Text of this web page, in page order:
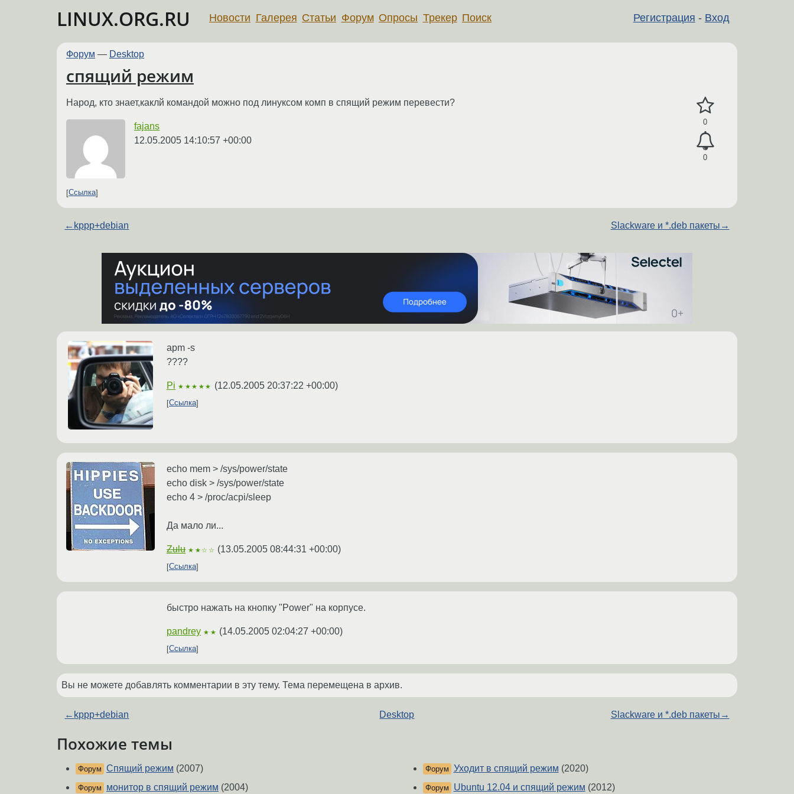
LINUX.ORG.RU Регистрация - Вход
Новости Галерея Статьи Форум Опросы Трекер Поиск
Форум — Desktop
спящий режим
0
0
Народ, кто знает,каклй командой можно под линуксом комп в спящий режим перевести?
fajans
12.05.2005 14:10:57 +00:00
Ссылка
← kppp+debian Slackware и *.deb пакеты →
apm -s
????
Pi ★★★★★ (12.05.2005 20:37:22 +00:00)
Ссылка
echo mem > /sys/power/state
echo disk > /sys/power/state
echo 4 > /proc/acpi/sleep
Да мало ли...
Zulu ★★☆☆ (13.05.2005 08:44:31 +00:00)
Ссылка
быстро нажать на кнопку "Power" на корпусе.
pandrey ★★ (14.05.2005 02:04:27 +00:00)
Ссылка
Вы не можете добавлять комментарии в эту тему. Тема перемещена в архив.
← kppp+debian Desktop Slackware и *.deb пакеты →
Похожие темы
Форум Спящий режим (2007)
Форум монитор в спящий режим (2004)
Форум Уходит в спящий режим (2020)
Форум Ubuntu 12.04 и спящий режим (2012)